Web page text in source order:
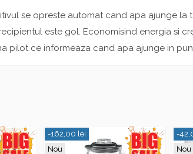
se opreste automat cand apa ajunge la
este gol. Economisind energia si
pilot ce informeaza cand apa ajunge in
-162,00 lei
Nou
-
Nou